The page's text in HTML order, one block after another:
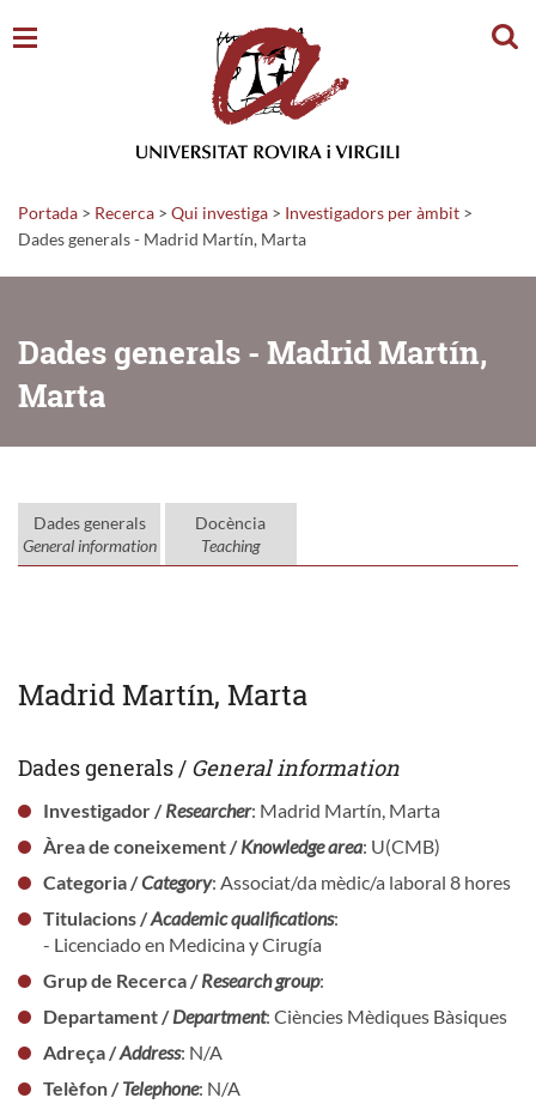
Portada > Recerca > Qui investiga > Investigadors per àmbit >
Dades generals - Madrid Martín, Marta
Dades generals - Madrid Martín,
Marta
Dades generals
General information
Docència
Teaching
Madrid Martín, Marta
Dades generals / General information
Investigador /Researcher: Madrid Martín, Marta
Àrea de coneixement /Knowledge area: U(CMB)
Categoria /Category: Associat/da mèdic/a laboral 8 hores
Titulacions /Academic qualifications:
- Licenciado en Medicina y Cirugía
Grup de Recerca /Research group:
Departament /Department: Ciències Mèdiques Bàsiques
Adreça /Address: N/A
Telèfon /Telephone: N/A